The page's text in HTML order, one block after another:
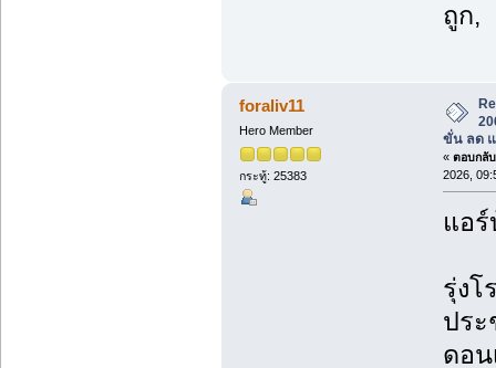
ถูก,
foraliv11
Hero Member
กระทู้: 25383
ขั่น ลด
« ตอบกลั
2026,
แอ
รุ่งโ
ประ
ดอน